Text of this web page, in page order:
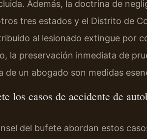
Además, la doctrina de
tres estados y el Distrito de
al lesionado extingue por
la preservación inmediata de
un abogado son medidas
los casos de accidente de
del bufete abordan estos